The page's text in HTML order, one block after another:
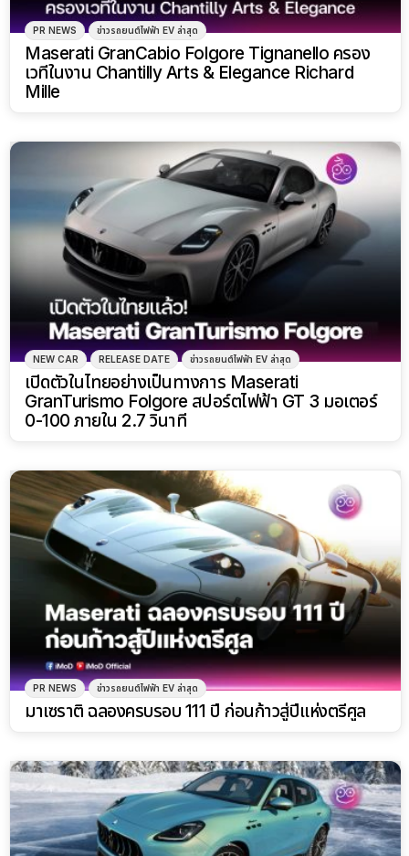
PR NEWS ข่าวรถยนต์ไฟฟ้า EV ล่าสุด
Maserati GranCabio Folgore Tignanello ครอง
เวทีในงาน Chantilly Arts & Elegance Richard
Mille
NEW CAR RELEASE DATE ข่าวรถยนต์ไฟฟ้า EV ล่าสุด
เปิดตัวในไทยอย่างเป็นทางการ Maserati
GranTurismo Folgore สปอร์ตไฟฟ้า GT 3 มอเตอร์
0-100 ภายใน 2.7 วินาที
PR NEWS ข่าวรถยนต์ไฟฟ้า EV ล่าสุด
มาเซราติ ฉลองครบรอบ 111 ปี ก่อนก้าวสู่ปีแห่งตรีศูล